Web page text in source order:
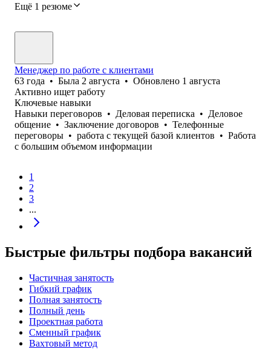
Ещё 1 резюме
Менеджер по работе с клиентами
63 года • Была 2 августа • Обновлено 1 августа
Активно ищет работу
Ключевые навыки
Навыки переговоров • Деловая переписка • Деловое
общение • Заключение договоров • Телефонные
переговоры • работа с текущей базой клиентов • Работа
с большим объемом информации
1
2
3
...
Быстрые фильтры подбора вакансий
Частичная занятость
Гибкий график
Полная занятость
Полный день
Проектная работа
Сменный график
Вахтовый метод